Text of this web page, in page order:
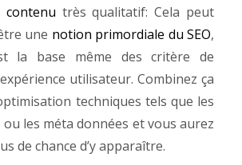
contenu très qualitatif: Cela peut
une notion primordiale du SEO,
la base même des critère de
utilisateur. Combinez ça
techniques tels que les
ou les méta données et vous aurez
de chance d’y apparaître.